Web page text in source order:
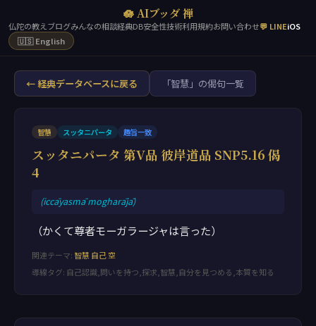
🪷 AIブッダ 禅
仏陀の教え ブログみんなの相談経典DB安全性技術利用規約お問い合わせ💬 LINEiOS
🇺🇸 English
← 経典データベースに戻る 「智慧」の偈句一覧
智慧 スッタニパータ 趣旨一致
スッタニパータ 第V品 彼岸道品 SNP5.16 偈
4
(iccāyasmā mogharājā)
（かくて尊者モーガラージャは言った）
関連テーマ: 智慧 自己空
導線タグ: 自己認識,問いを持つ,探求,智慧,自分を見つめる,本質を知る